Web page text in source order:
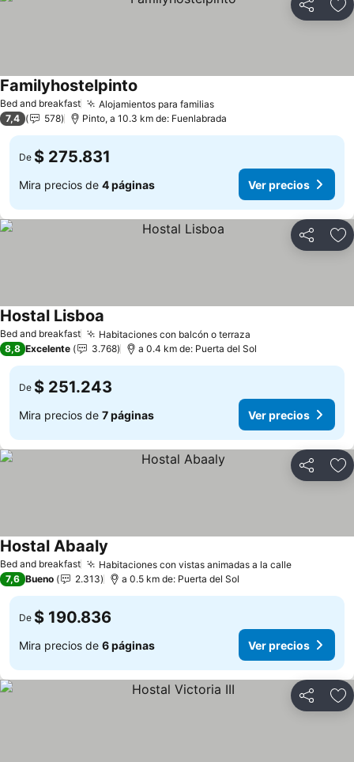
Compartir
Bed and breakfast Alojamientos para familias
Familyhostelpinto
7,4 578 Pinto, a 10.3 km de: Fuenlabrada
De $ 275.831
Mira precios de 4 páginas Ver precios
Compartir
Bed and breakfast Habitaciones con balcón o terraza
Hostal Lisboa
8,8 Excelente 3.768 a 0.4 km de: Puerta del Sol
De $ 251.243
Mira precios de 7 páginas Ver precios
Compartir
Bed and breakfast Habitaciones con vistas animadas a la calle
Hostal Abaaly
7,6 Bueno 2.313 a 0.5 km de: Puerta del Sol
De $ 190.836
Mira precios de 6 páginas Ver precios
Compartir